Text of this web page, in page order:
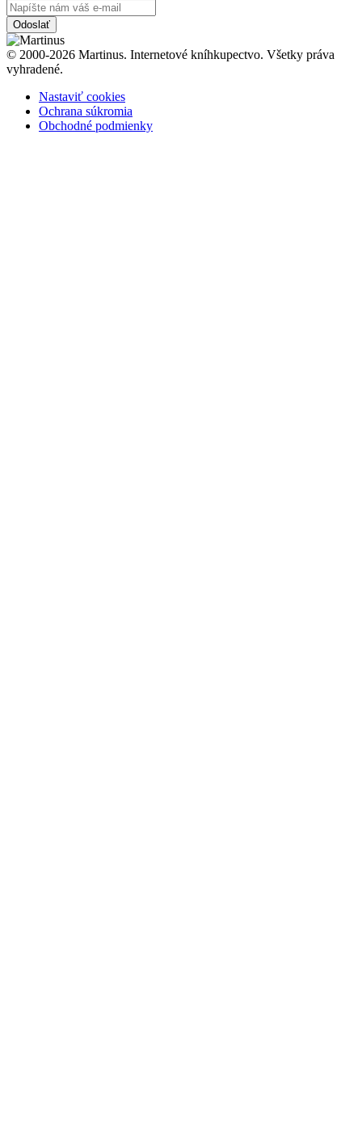
Odoslať
© 2000-2026 Martinus. Internetové kníhkupectvo. Všetky práva
vyhradené.
Nastaviť cookies
Ochrana súkromia
Obchodné podmienky